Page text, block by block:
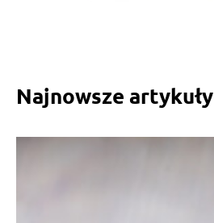
Najnowsze artykuły